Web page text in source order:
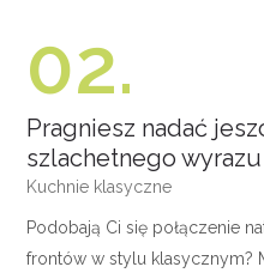
02.
Pragniesz nadać
szlachetnego
Kuchnie klasyczne
Podobają Ci się połączenie
frontów w stylu klasycznym?